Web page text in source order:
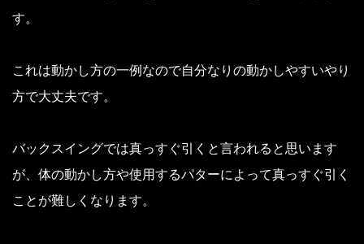
す。
これは動かし方の一例なので自分なりの動かしやすいやり
方で大丈夫です。
バックスイングでは真っすぐ引くと言われると思います
が、体の動かし方や使用するパターによって真っすぐ引く
ことが難しくなります。